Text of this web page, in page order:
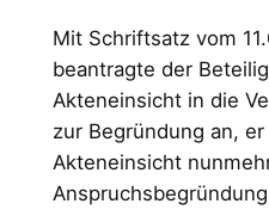
Mit Schriftsatz vom
beantragte der
Akteneinsicht in die
zur Begründung an,
Akteneinsicht